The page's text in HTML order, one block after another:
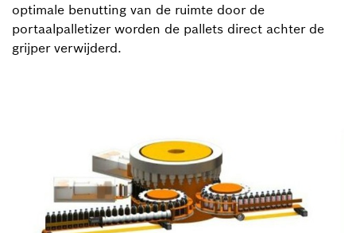
optimale benutting van de ruimte door de
portaalpalletizer worden de pallets direct achter de
grijper verwijderd.